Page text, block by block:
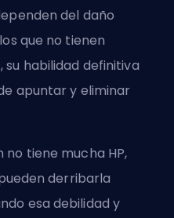
del daño
que no tienen
su habilidad definitiva
apuntar y eliminar
tiene mucha HP,
derribarla
esa debilidad y